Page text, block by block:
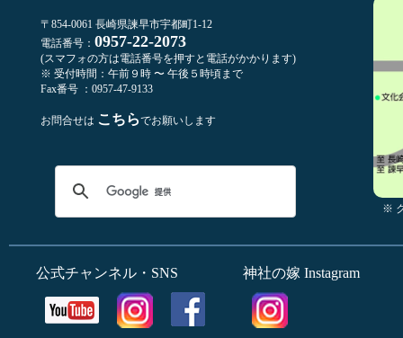
〒854-0061 長崎県諫早市宇都町1-12
電話番号： 0957-22-2073
(スマフォの方は電話番号を押すと電話がかかります)
※ 受付時間：午前９時 〜 午後５時頃まで
Fax番号 ：0957-47-9133
お問合せは こちらでお願いします
※
公式チャンネル・SNS 神社の嫁 Instagram